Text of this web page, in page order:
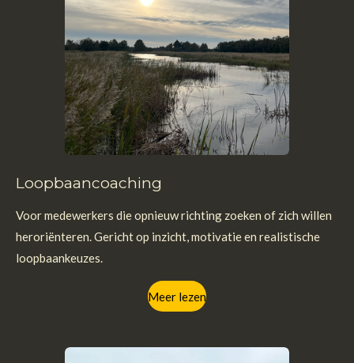
Loopbaancoaching
Voor medewerkers die opnieuw richting zoeken of zich willen
heroriënteren. Gericht op inzicht, motivatie en realistische
loopbaankeuzes.
Meer lezen